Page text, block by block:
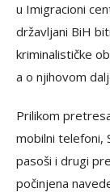
u Imigracioni
državljani BiH
kriminalističke
a o njihovom
Prilikom
mobilni telefoni,
pasoši i drugi
počinjena